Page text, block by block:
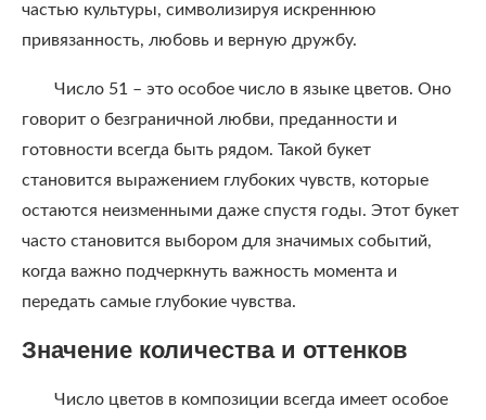
частью культуры, символизируя искреннюю
привязанность, любовь и верную дружбу.
Число 51 – это особое число в языке цветов. Оно
говорит о безграничной любви, преданности и
готовности всегда быть рядом. Такой букет
становится выражением глубоких чувств, которые
остаются неизменными даже спустя годы. Этот букет
часто становится выбором для значимых событий,
когда важно подчеркнуть важность момента и
передать самые глубокие чувства.
Значение количества и оттенков
Число цветов в композиции всегда имеет особое